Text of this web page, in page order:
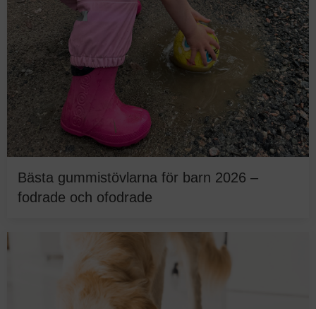
Bästa gummistövlarna för barn 2026 –
fodrade och ofodrade